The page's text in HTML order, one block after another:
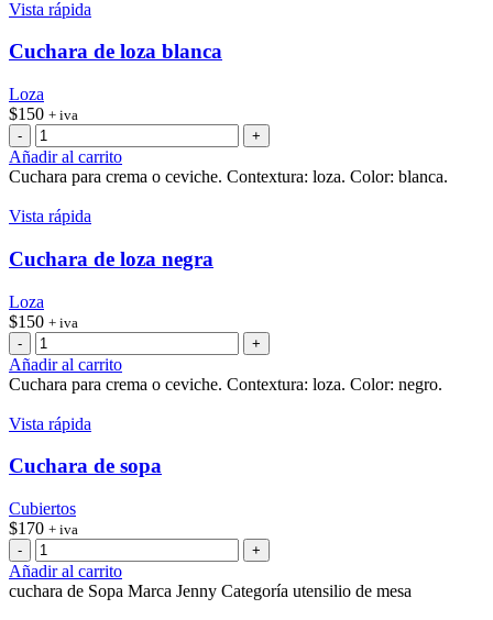
Vista rápida
Cuchara de loza blanca
Loza
$150 + iva
Cuchara
de
loza
blanca
cantidad
Añadir al carrito
Cuchara para crema o ceviche. Contextura: loza. Color: blanca.
Vista rápida
Cuchara de loza negra
Loza
$150 + iva
Cuchara
de
loza
negra
cantidad
Añadir al carrito
Cuchara para crema o ceviche. Contextura: loza. Color: negro.
Vista rápida
Cuchara de sopa
Cubiertos
$170 + iva
Cuchara
de
sopa
Añadir al carrito
cuchara de Sopa Marca Jenny Categoría utensilio de mesa